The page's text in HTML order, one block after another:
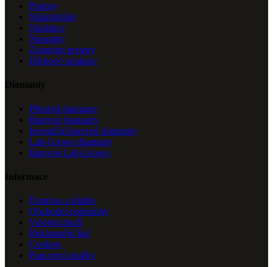
Prsteny
Náhrdelníky
Náušnice
Náramky
Zásnubní prsteny
Dárkové poukazy
Diamanty
Přírodní diamanty
Barevné diamanty
Investiční barevné diamanty
Lab-Grown diamanty
Barevné Lab-Grown
Informace
Doprava a platba
Obchodní podmínky
Vrácení zboží
Reklamační řád
Cookies
Puncovní značky